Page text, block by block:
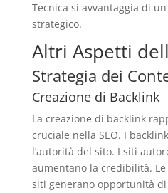
Tecnica si avvantaggia di
strategico.
Altri Aspetti
Strategia dei
Creazione di Backlink
La creazione di backlink
cruciale nella SEO. I
l’autorità del sito. I siti
aumentano la credibilità.
siti generano opportunità di